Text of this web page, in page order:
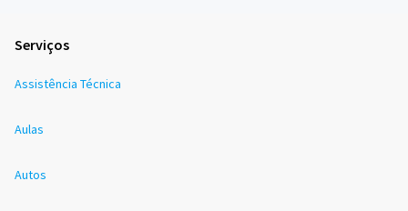
Serviços
Assistência Técnica
Aulas
Autos